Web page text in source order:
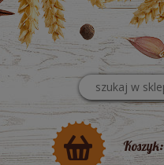
Koszyk: